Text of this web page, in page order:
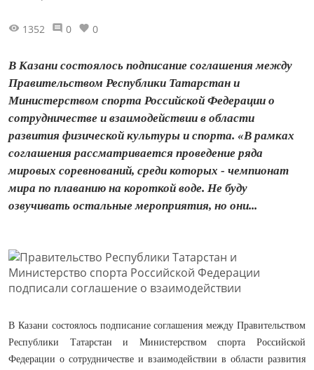
1352 0 0
В Казани состоялось подписание соглашения между
Правительством Республики Татарстан и
Министерством спорта Российской Федерации о
сотрудничестве и взаимодействии в области
развития физической культуры и спорта. «В рамках
соглашения рассматривается проведение ряда
мировых соревнований, среди которых - чемпионат
мира по плаванию на короткой воде. Не буду
озвучивать остальные мероприятия, но они...
В Казани состоялось подписание соглашения между Правительством
Республики Татарстан и Министерством спорта Российской
Федерации о сотрудничестве и взаимодействии в области развития